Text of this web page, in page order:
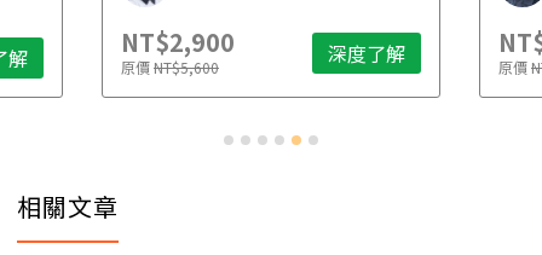
解 NT$2,900
原價NT$5,600 深度了解 原價
相關文章